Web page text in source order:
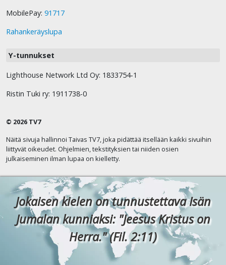
MobilePay: 91717
Rahankeräyslupa
Y-tunnukset
Lighthouse Network Ltd Oy: 1833754-1
Ristin Tuki ry: 1911738-0
© 2026 TV7
Näitä sivuja hallinnoi Taivas TV7, joka pidättää itsellään kaikki sivuihin
liittyvät oikeudet. Ohjelmien, tekstityksien tai niiden osien
julkaiseminen ilman lupaa on kielletty.
Jokaisen kielen on tunnustettava Isän
Jumalan kunniaksi: "Jeesus Kristus on
Herra." (Fil. 2:11)